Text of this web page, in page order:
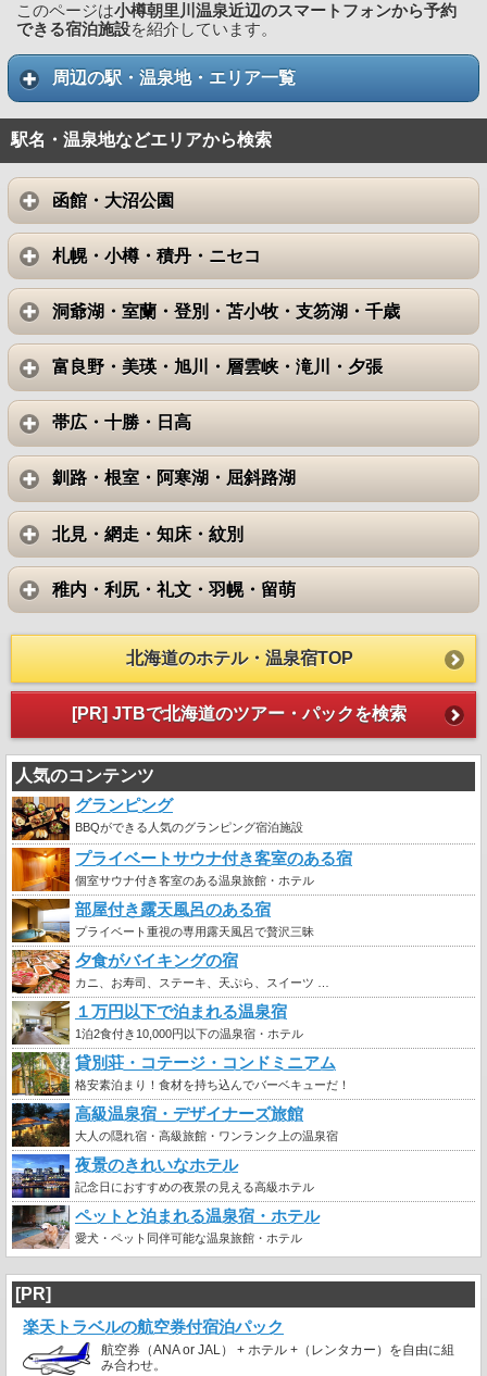
このページは小樽朝里川温泉近辺のスマートフォンから予約
できる宿泊施設を紹介しています。
周辺の駅・温泉地・エリア一覧
駅名・温泉地などエリアから検索
函館・大沼公園
札幌・小樽・積丹・ニセコ
洞爺湖・室蘭・登別・苫小牧・支笏湖・千歳
富良野・美瑛・旭川・層雲峡・滝川・夕張
帯広・十勝・日高
釧路・根室・阿寒湖・屈斜路湖
北見・網走・知床・紋別
稚内・利尻・礼文・羽幌・留萌
北海道のホテル・温泉宿TOP
[PR] JTBで北海道のツアー・パックを検索
人気のコンテンツ
グランピング
BBQができる人気のグランピング宿泊施設
プライベートサウナ付き客室のある宿
個室サウナ付き客室のある温泉旅館・ホテル
部屋付き露天風呂のある宿
プライベート重視の専用露天風呂で贅沢三昧
夕食がバイキングの宿
カニ、お寿司、ステーキ、天ぷら、スイーツ …
１万円以下で泊まれる温泉宿
1泊2食付き10,000円以下の温泉宿・ホテル
貸別荘・コテージ・コンドミニアム
格安素泊まり！食材を持ち込んでバーベキューだ！
高級温泉宿・デザイナーズ旅館
大人の隠れ宿・高級旅館・ワンランク上の温泉宿
夜景のきれいなホテル
記念日におすすめの夜景の見える高級ホテル
ペットと泊まれる温泉宿・ホテル
愛犬・ペット同伴可能な温泉旅館・ホテル
[PR]
楽天トラベルの航空券付宿泊パック
航空券（ANA or JAL） + ホテル +（レンタカー）を自由に組
み合わせ。